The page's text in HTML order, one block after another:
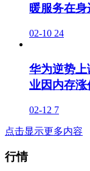
暖服务在身
02-10 24
华为逆势上
业因内存
02-12 7
点击显示更多内容
行情